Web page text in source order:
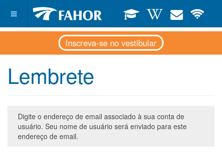
Inscreva-se no vestibular
Lembrete
Digite o endereço de email associado à sua conta de
usuário. Seu nome de usuário será enviado para este
endereço de email.